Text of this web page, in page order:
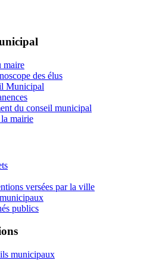
maire
des élus
Municipal
du conseil municipal
mairie
versées par la ville
publics
municipaux